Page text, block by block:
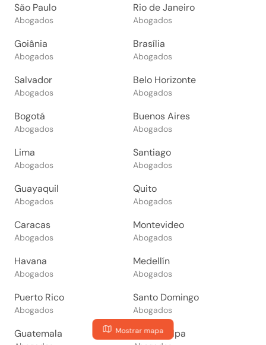
Mostrar mapa
São Paulo
Abogados
Rio de Janeiro
Abogados
Goiânia
Abogados
Brasília
Abogados
Salvador
Abogados
Belo Horizonte
Abogados
Bogotá
Abogados
Buenos Aires
Abogados
Lima
Abogados
Santiago
Abogados
Guayaquil
Abogados
Quito
Abogados
Caracas
Abogados
Montevideo
Abogados
Havana
Abogados
Medellín
Abogados
Puerto Rico
Abogados
Santo Domingo
Abogados
Guatemala Tegucigalpa